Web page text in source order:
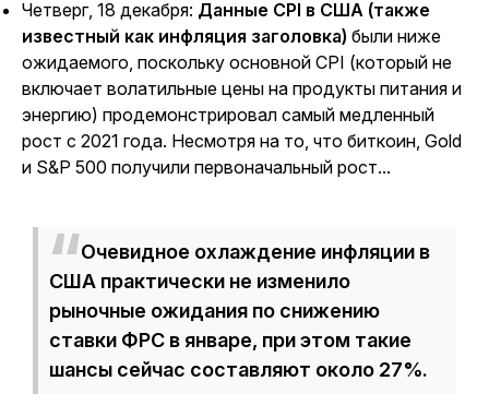
Четверг, 18 декабря: Данные CPI в США (также
известный как инфляция заголовка) были ниже
ожидаемого, поскольку основной CPI (который не
включает волатильные цены на продукты питания и
энергию) продемонстрировал самый медленный
рост с 2021 года. Несмотря на то, что биткоин, Gold
и S&P 500 получили первоначальный рост...
Очевидное охлаждение инфляции в
США практически не изменило
рыночные ожидания по снижению
ставки ФРС в январе, при этом такие
шансы сейчас составляют около 27%.